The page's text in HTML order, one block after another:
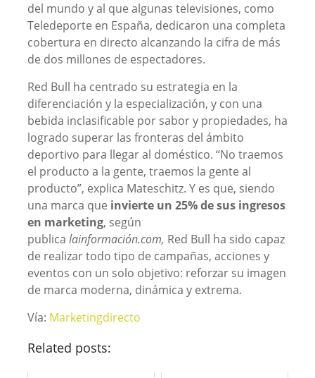
del mundo y al que algunas televisiones, como
Teledeporte en España, dedicaron una completa
cobertura en directo alcanzando la cifra de más
de dos millones de espectadores.
Red Bull ha centrado su estrategia en la
diferenciación y la especialización, y con una
bebida inclasificable por sabor y propiedades, ha
logrado superar las fronteras del ámbito
deportivo para llegar al doméstico. “No traemos
el producto a la gente, traemos la gente al
producto”, explica Mateschitz. Y es que, siendo
una marca que invierte un 25% de sus ingresos
en marketing, según
publica lainformación.com, Red Bull ha sido capaz
de realizar todo tipo de campañas, acciones y
eventos con un solo objetivo: reforzar su imagen
de marca moderna, dinámica y extrema.
Vía: Marketingdirecto
Related posts: